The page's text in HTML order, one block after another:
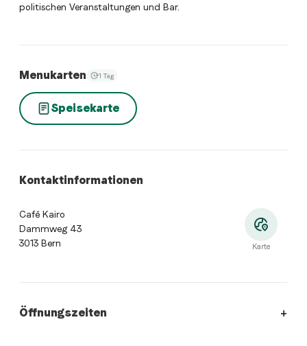
politischen Veranstaltungen und Bar.
Menukarten 1 Tag
Speisekarte
Kontaktinformationen
Café Kairo
Dammweg 43
3013 Bern
Karte
Öffnungszeiten